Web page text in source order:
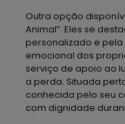
Outra opção
Animal”. Eles se
personalizado e
emocional dos
serviço de apoio ao
a perda. Situada
conhecida pelo seu
com dignidade